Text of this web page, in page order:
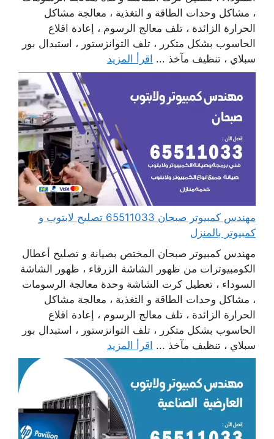
، مشاكل وحدات الطاقة و التغذية ، معالجة مشاكل
الحرارة الزائدة ، تلف معالج الرسوم ، إعادة اقلاع
الحاسوب بشكل متكرر ، تلف التوانزستور ، استبدال بور
سبلاي ، تنظيف مآخذ ... اقرأ المزيد
مهندس كمبيوتر صبحان 65511033 تصليح لابتوب و
كمبيوتر بالمنزل
مهندس كمبيوتر صبحان المختص بصيانة و تصليح أعطال
الكومبيوترات من ظهور الشاشة الزرقاء ، ظهور الشاشة
السوداء ، تعطيل كرت الشاشة وحدة معالجة الرسومات
، مشاكل وحدات الطاقة و التغذية ، معالجة مشاكل
الحرارة الزائدة ، تلف معالج الرسوم ، إعادة اقلاع
الحاسوب بشكل متكرر ، تلف التوانزستور ، استبدال بور
سبلاي ، تنظيف مآخذ ... اقرأ المزيد